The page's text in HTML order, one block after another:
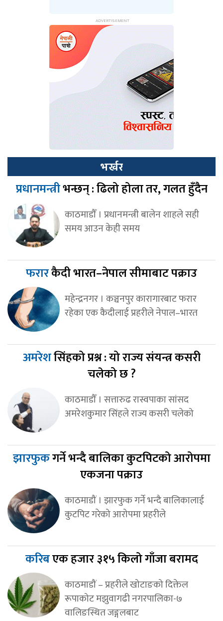
भर्खर
प्रधानमन्त्रीभन्छन् : ढिलो होला तर, गलत हुँदैन
काठमाडौँ । प्रधानमन्त्री बालेन शाहले सही
समय आउन केही समय
फरारकैदी भारत–नेपाल सीमाबाट पक्राउ
महेन्द्रनगर । कञ्चनपुर कारागारबाट फरार
रहेका एक कैदीलाई प्रहरीले नेपाल–भारत
अमरेशसिंहको प्रश्न : यो राज्य संयन्त्र कसरी
चलेको छ ?
काठमाडौँ । सत्तारुढ रास्वपाका सांसद
अमरेशकुमार सिंहले राज्य कसरी चलेको
झारफुकगर्ने भन्दै बालिका कुटपिटको आरोपमा
एकजना पक्राउ
काठमाडौं । झारफुक गर्ने भन्दै बालिकालाई
कुटपिट गरेको आरोपमा प्रहरीले
करिबएक हजार ३१५ किलो गाँजा बरामद
काठमाडौं – प्रहरीले खोटाङको दिक्तेल
रूपाकोट मझुवागढी नगरपालिका-७
वालिङस्थित जङ्गलबाट